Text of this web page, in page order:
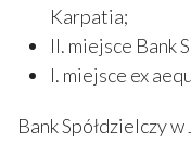
Karpatia;
II. miejsce Bank
I. miejsce ex
Bank Spółdzielczy